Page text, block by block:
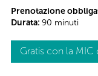
Prenotazione
Durata: 90 minuti
Gratis con la MIC